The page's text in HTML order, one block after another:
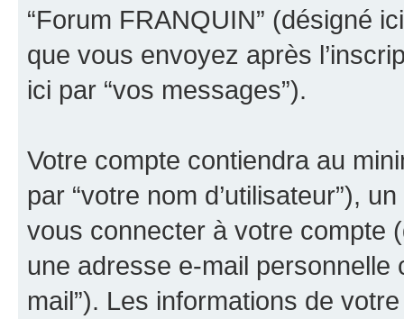
“Forum FRANQUIN” (désigné
que vous envoyez après
ici par “vos messages”).
Votre compte contiendra au
par “votre nom d’utilisateur”),
vous connecter à votre compte
une adresse e-mail
mail”). Les informations de